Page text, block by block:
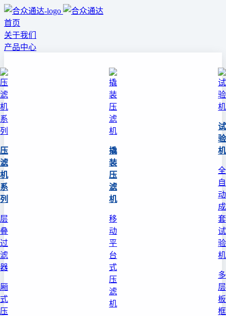
首页
关于我们
产品中心
压
滤
机
系
列
层
叠
过
滤
器
厢
式
压
撬
装
压
滤
机
移
动
平
台
式
压
滤
机
试
验
机
全
自
动
成
套
试
验
机
多
层
板
框